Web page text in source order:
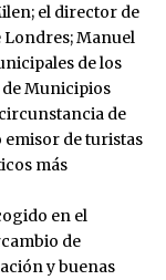
el director de
Londres; Manuel
de los
Municipios
de
emisor de turistas
más
en el
de
y buenas